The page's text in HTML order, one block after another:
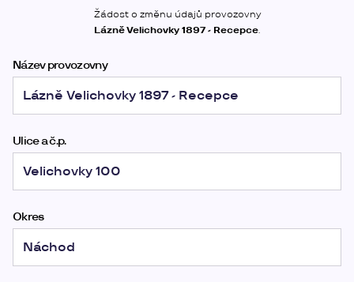
Žádost o změnu údajů provozovny
Lázně Velichovky 1897 - Recepce.
Název provozovny
Ulice a č.p.
Okres